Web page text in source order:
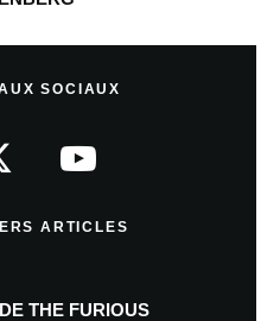
SOCIAUX
ARTICLES
THE FURIOUS